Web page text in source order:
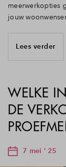
meerwerkopties
jouw
Lees verder
WELKE
DE
7 mei ' 25